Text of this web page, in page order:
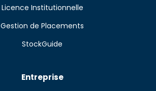
Licence Institutionnelle
Gestion de Placements
StockGuide
Entreprise